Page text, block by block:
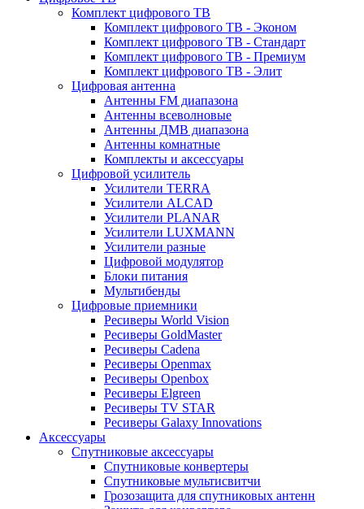
Комплект цифрового ТВ
Комплект цифрового ТВ - Эконом
Комплект цифрового ТВ - Стандарт
Комплект цифрового ТВ - Премиум
Комплект цифрового ТВ - Элит
Цифровая антенна
Антенны FM диапазона
Антенны всеволновые
Антенны ДМВ диапазона
Антенны комнатные
Комплекты и аксессуары
Цифровой усилитель
Усилители TERRA
Усилители ALCAD
Усилители PLANAR
Усилители LUXMANN
Усилители разные
Цифровой модулятор
Блоки питания
Мультибенды
Цифровые приемники
Ресиверы World Vision
Ресиверы GoldMaster
Ресиверы Cadena
Ресиверы Openmax
Ресиверы Openbox
Ресиверы Elgreen
Ресиверы TV STAR
Ресиверы Galaxy Innovations
Аксессуары
Спутниковые аксессуары
Спутниковые конвертеры
Спутниковые мультисвитчи
Грозозащита для спутниковых антенн